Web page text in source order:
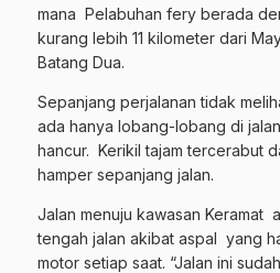
mana Pelabuhan fery berada
kurang lebih 11 kilometer dari
Batang Dua.
Sepanjang perjalanan tidak
ada hanya lobang-lobang di
hancur. Kerikil tajam tercerabut
hamper sepanjang jalan.
Jalan menuju kawasan Keramat
tengah jalan akibat aspal yang
motor setiap saat. “Jalan ini